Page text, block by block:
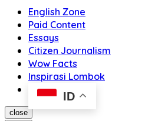
English Zone
Paid Content
Essays
Citizen Journalism
Wow Facts
Inspirasi Lombok
ID
close